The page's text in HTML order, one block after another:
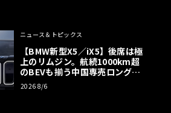
モデルを予告するものだ。AMGが描
ングプレジャーが、この一台に凝縮
は、2026年の市場投入を目指す全く
ニュース＆トピックス
【BMW新型X5／iX5】後席は極
上のリムジン。航続1000km超
のBEVも揃う中国専売ロング仕
様の全貌
2026 8/6